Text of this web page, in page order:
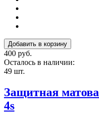
400 руб.
Осталось в наличии:
49 шт.
Защитная
4s